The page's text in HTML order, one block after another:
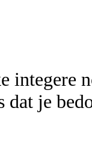
integere
dat je